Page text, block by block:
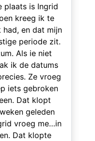
plaats is Ingrid
kreeg ik te
en dat mijn
periode zit.
Als ie niet
ik de datums
Ze vroeg
iets gebroken
Dat klopt
geleden
vroeg me…in
Dat klopte